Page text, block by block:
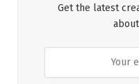
Get the latest